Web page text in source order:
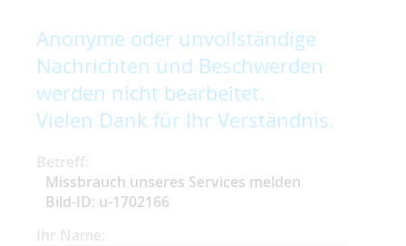
Anonyme oder unvollständige
Nachrichten und Beschwerden
werden nicht bearbeitet.
Vielen Dank für Ihr Verständnis.
Betreff:
Missbrauch unseres Services melden
Bild-ID: u-1702166
Ihr Name: